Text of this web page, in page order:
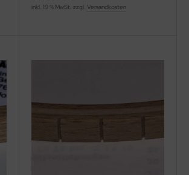
inkl. 19 % MwSt. zzgl.Versandkosten